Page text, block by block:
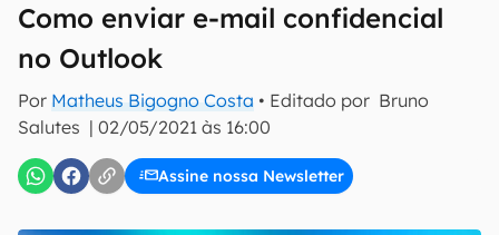
Como enviar e-mail confidencial
no Outlook
Por Matheus Bigogno Costa • Editado por Bruno
Salutes | 02/05/2021 às 16:00
Assine nossa Newsletter
Confirmo que li, aceito e concordo com os